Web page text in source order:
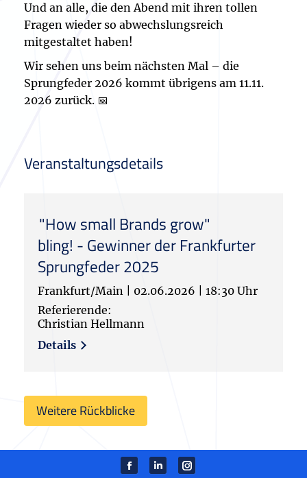
Und an alle, die den Abend mit ihren tollen
Fragen wieder so abwechslungsreich
mitgestaltet haben!
Wir sehen uns beim nächsten Mal – die
Sprungfeder 2026 kommt übrigens am 11.11.
2026 zurück. 📅
Veranstaltungsdetails
"How small Brands grow"
bling! - Gewinner der Frankfurter
Sprungfeder 2025
Frankfurt/Main 02.06.2026
18:30 Uhr
Referierende:
Christian Hellmann
Details
Weitere Rückblicke
FacebookLinkedininstagram